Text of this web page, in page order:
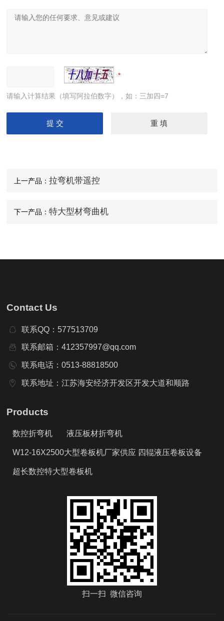
U形弯弧机 椭圆形弯滚机 弹簧型滚圆机
请输入计算结果（填写阿拉伯数字），如：三加四=7
上一产品： 拉弯机带遥控
下一产品： 特大型材弯曲机
Contact Us
联系QQ：577513709
联系邮箱：412357997@qq.com
联系电话：0513-88818500
联系地址：江苏海安经济开发区开发大道和顺路
Products
数控折弯机 液压板材折弯机
W12-16X2500大型卷板机厂家供应 四辊液压卷板设备
超长数控特大型卷板机
扫一扫 微信咨询